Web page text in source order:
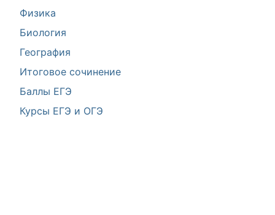
Физика
Биология
География
Итоговое сочинение
Баллы ЕГЭ
Курсы ЕГЭ и ОГЭ